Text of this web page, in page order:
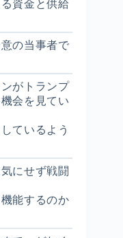
資金と供給
の当事者で
がトランプ
会を見てい
ているよう
にせず戦闘
能するのか